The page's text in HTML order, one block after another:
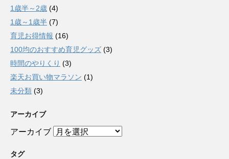
1歳半～2歳 (4)
1歳～1歳半 (7)
育児お得情報 (16)
100均のおすすめ育児グッズ (3)
時間のやりくり (3)
楽天お買い物マラソン (1)
未分類 (3)
アーカイブ
アーカイブ
タグ